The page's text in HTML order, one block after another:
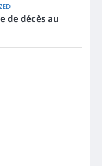
de décès au